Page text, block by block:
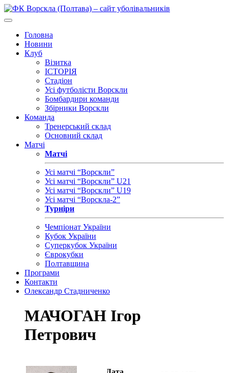
Головна
Новини
Клуб
Візитка
ІСТОРІЯ
Стадіон
Усі футболісти Ворскли
Бомбардири команди
Збірники Ворскли
Команда
Тренерський склад
Основний склад
Матчі
Матчі
Усі матчі “Ворскли”
Усі матчі “Ворскли” U21
Усі матчі “Ворскли” U19
Усі матчі “Ворскла-2”
Турніри
Чемпіонат України
Кубок України
Суперкубок України
Єврокубки
Полтавщина
Програми
Контакти
Олександр Стадниченко
МАЧОГАН Ігор
Петрович